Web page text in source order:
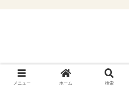
メニュー ホーム 検索